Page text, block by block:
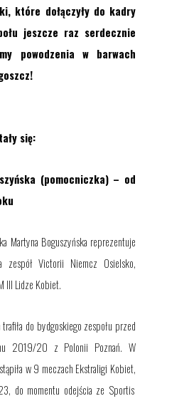
które dołączyły do kadry
jeszcze raz serdecznie
powodzenia w barwach
się:
(pomocniczka) – od
Martyna Boguszyńska reprezentuje
zespół Victorii Niemcz Osielsko,
III Lidze Kobiet.
do bydgoskiego zespołu przed
2019/20 z Polonii Poznań. W
w 9 meczach Ekstraligi Kobiet,
do momentu odejścia ze Sportis